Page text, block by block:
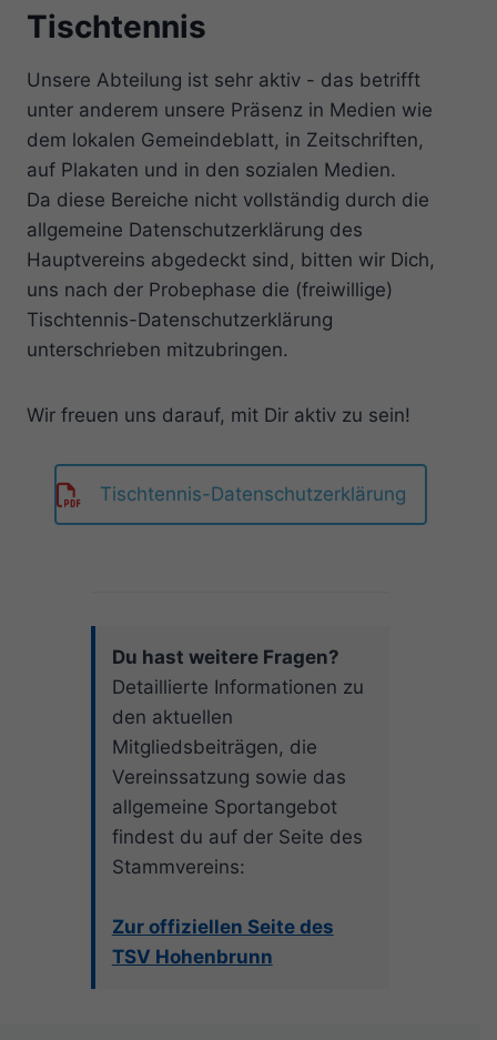
Tischtennis
Unsere Abteilung ist sehr aktiv - das betrifft
unter anderem unsere Präsenz in Medien wie
dem lokalen Gemeindeblatt, in Zeitschriften,
auf Plakaten und in den sozialen Medien.
Da diese Bereiche nicht vollständig durch die
allgemeine Datenschutzerklärung des
Hauptvereins abgedeckt sind, bitten wir Dich,
uns nach der Probephase die (freiwillige)
Tischtennis-Datenschutzerklärung
unterschrieben mitzubringen.
Wir freuen uns darauf, mit Dir aktiv zu sein!
Tischtennis-Datenschutzerklärung
Du hast weitere Fragen?
Detaillierte Informationen zu
den aktuellen
Mitgliedsbeiträgen, die
Vereinssatzung sowie das
allgemeine Sportangebot
findest du auf der Seite des
Stammvereins:
Zur offiziellen Seite des
TSV Hohenbrunn